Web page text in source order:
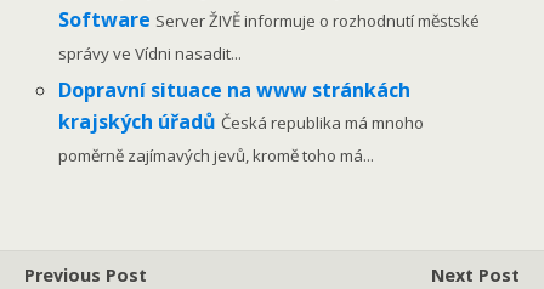
Software Server ŽIVĚ informuje o rozhodnutí městské
správy ve Vídni nasadit...
Dopravní situace na www stránkách
krajských úřadůČeská republika má mnoho
poměrně zajímavých jevů, kromě toho má...
Previous Post
Next Post